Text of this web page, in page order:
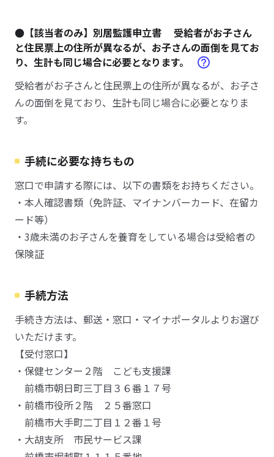
●【該当者のみ】別居監護申立書 受給者がお子さん
と住民票上の住所が異なるが、お子さんの面倒を見てお
り、生計も同じ場合に必要となります。
受給者がお子さんと住民票上の住所が異なるが、お子さ
んの面倒を見ており、生計も同じ場合に必要となりま
す。
手続に必要な持ちもの
窓口で申請する際には、以下の書類をお持ちください。
・本人確認書類（免許証、マイナンバーカード、在留カ
ード等）
・3歳未満のお子さんを養育をしている場合は受給者の
保険証
手続方法
手続き方法は、郵送・窓口・マイナポータルよりお選び
いただけます。
【受付窓口】
・保健センター２階 こども支援課
前橋市朝日町三丁目３６番１７号
・前橋市役所２階 ２５番窓口
前橋市大手町二丁目１２番１号
・大胡支所 市民サービス課